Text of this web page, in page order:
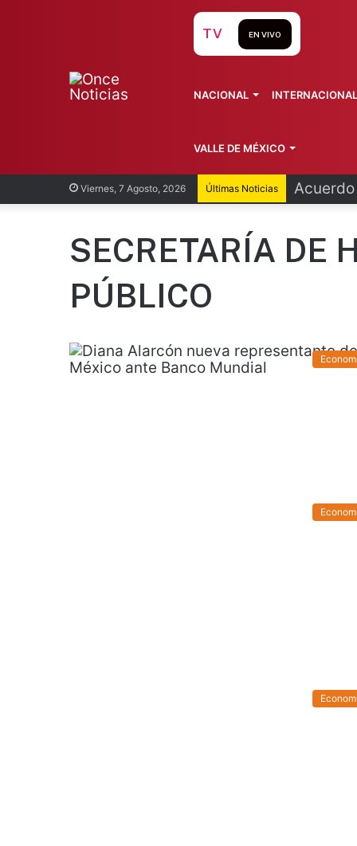
Viernes, 7 Agosto, 2026 Últimas Noticias Acuerdo
TV EN VIVO
NACIONAL INTERNACIONAL
VALLE DE MÉXICO
SECRETARÍA DE
PÚBLICO